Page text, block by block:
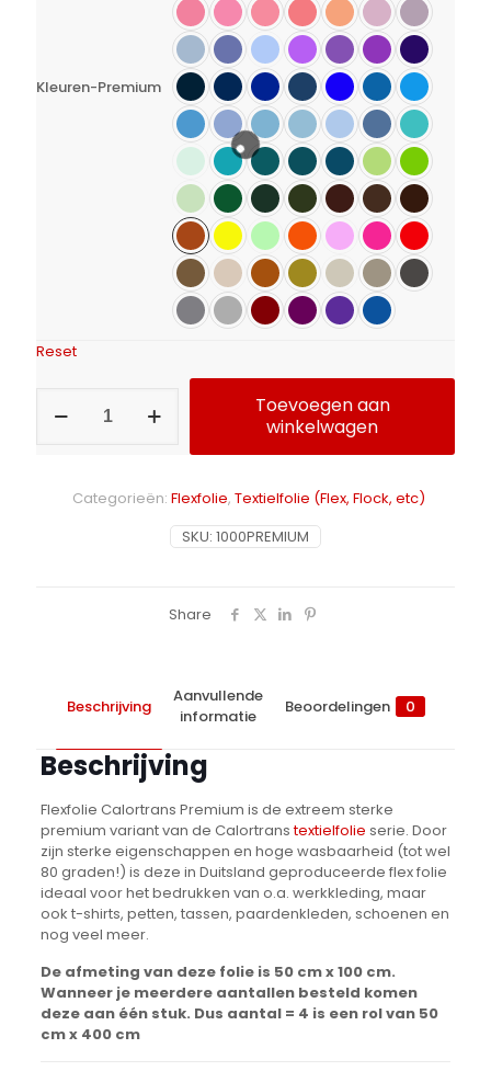
Kleuren-Premium
Reset
Calortrans
Toevoegen aan
winkelwagen
SKU: 1000PREMIUM
Categorieën: Flexfolie, Textielfolie (Flex, Flock, etc)
Share
Beschrijving
Aanvullende
informatie
Beoordelingen 0
Beschrijving
Flexfolie Calortrans Premium is de extreem sterke
premium variant van de Calortranstextielfolie serie. Door
zijn sterke eigenschappen en hoge wasbaarheid (tot wel
80 graden!) is deze in Duitsland geproduceerde flex folie
ideaal voor het bedrukken van o.a. werkkleding, maar
ook t-shirts, petten, tassen, paardenkleden, schoenen en
nog veel meer.
De afmeting van deze folie is 50 cm x 100 cm.
Wanneer je meerdere aantallen besteld komen
deze aan één stuk. Dus aantal = 4 is een rol van 50
cm x 400 cm